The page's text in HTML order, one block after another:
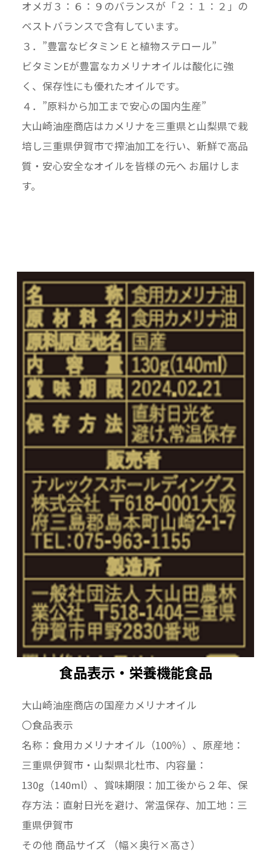
オメガ３：６：９のバランスが「２：１：２」の
ベストバランスで含有しています。
３．”豊富なビタミンＥと植物ステロール”
ビタミンEが豊富なカメリナオイルは酸化に強
く、保存性にも優れたオイルです。
４．”原料から加工まで安心の国内生産”
大山崎油座商店はカメリナを三重県と山梨県で栽
培し三重県伊賀市で搾油加工を行い、新鮮で高品
質・安心安全なオイルを皆様の元へ お届けしま
す。
食品表示・栄養機能食品
大山崎油座商店の国産カメリナオイル
〇食品表示
名称：食用カメリナオイル（100％）、原産地：
三重県伊賀市・山梨県北杜市、内容量：
130g（140ml）、賞味期限：加工後から２年、保
存方法：直射日光を避け、常温保存、加工地：三
重県伊賀市
その他 商品サイズ （幅×奥行×高さ）